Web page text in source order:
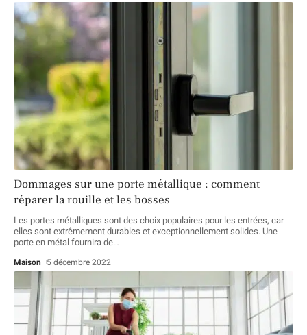
Dommages sur une porte métallique : comment
réparer la rouille et les bosses
Les portes métalliques sont des choix populaires pour les entrées, car
elles sont extrêmement durables et exceptionnellement solides. Une
porte en métal fournira de…
Maison 5 décembre 2022